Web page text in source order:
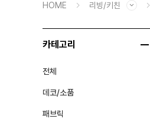
HOME 리빙/키친
카테고리
전체
데코/소품
패브릭
신규